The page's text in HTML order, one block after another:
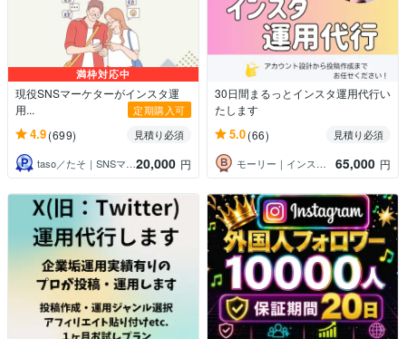
満枠対応中
現役SNSマーケターがインスタ運
用...
定期購入可
4.9(699)
見積り必須
taso／たそ｜SNSマーケター 20,000 円
30日間まるっとインスタ運用代行い
たします
5.0(66)
見積り必須
モーリー｜インスタアドバイザー
65,000 円